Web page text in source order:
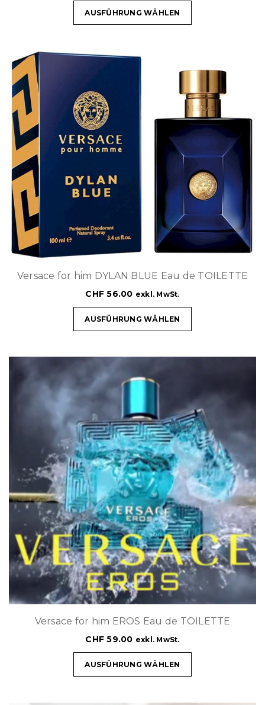
AUSFÜHRUNG WÄHLEN
Versace for him DYLAN BLUE Eau de TOILETTE
CHF 56.00 exkl. MwSt.
AUSFÜHRUNG WÄHLEN
Versace for him EROS Eau de TOILETTE
CHF 59.00 exkl. MwSt.
AUSFÜHRUNG WÄHLEN